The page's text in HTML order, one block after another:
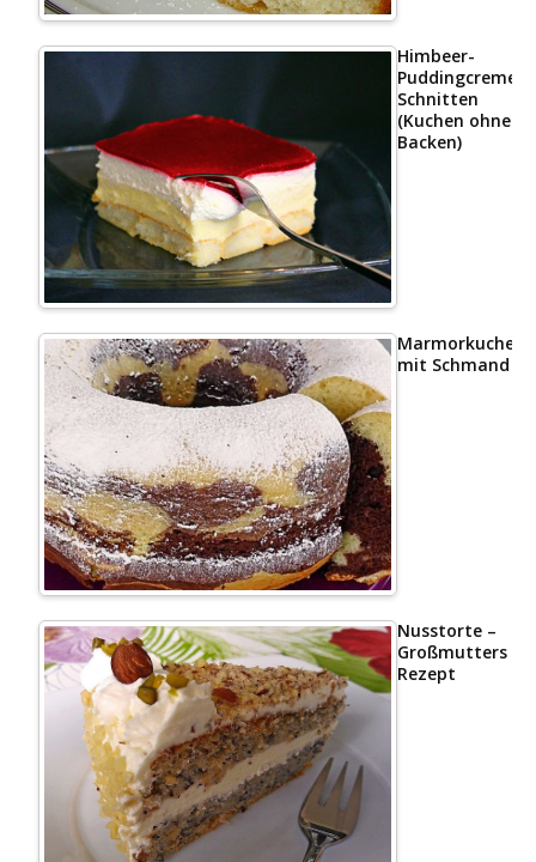
Himbeer-
Puddingcreme
Schnitten
(Kuchen ohne
Backen)
Marmorkuchen
mit Schmand
Nusstorte –
Großmutters
Rezept